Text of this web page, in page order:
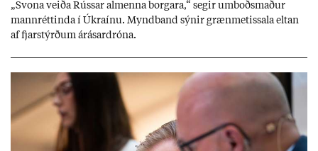
„Svona veiða Rúss­ar al­menna borg­ara,“ seg­ir um­boðs­mað­ur
mann­rétt­inda í Úkraínu. Mynd­band sýn­ir græn­met­issala elt­an
af fjar­stýrð­um árás­ar­dróna.